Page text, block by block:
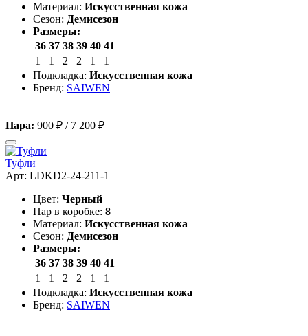
Материал: Искусственная кожа
Сезон: Демисезон
Размеры:
36 37 38 39 40 41
1
1 2 2 1
1
Подкладка: Искусственная кожа
Бренд: SAIWEN
Пара: 900 ₽ / 7 200 ₽
Туфли
Арт: LDKD2-24-211-1
Цвет: Черный
Пар в коробке: 8
Материал: Искусственная кожа
Сезон: Демисезон
Размеры:
36 37 38 39 40 41
1
1 2 2 1
1
Подкладка: Искусственная кожа
Бренд: SAIWEN